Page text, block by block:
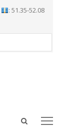
: 51.35-52.08
Open